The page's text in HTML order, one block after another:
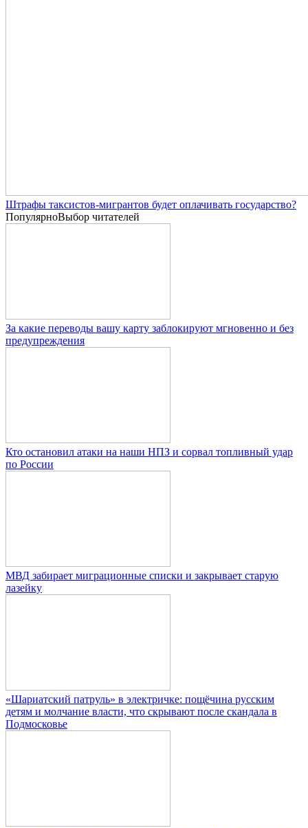
Штрафы таксистов-мигрантов будет оплачивать государство?
ПопулярноВыбор читателей
За какие переводы вашу карту заблокируют мгновенно и без
предупреждения
Кто остановил атаки на наши НПЗ и сорвал топливный удар
по России
МВД забирает миграционные списки и закрывает старую
лазейку
«Шариатский патруль» в электричке: пощёчина русским
детям и молчание власти, что скрывают после скандала в
Подмосковье